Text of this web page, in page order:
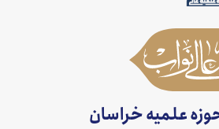
علمیه خراسان